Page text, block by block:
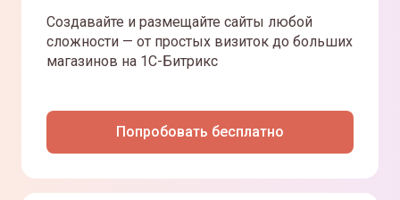
Создавайте и размещайте сайты любой
сложности — от простых визиток до больших
магазинов на 1С-Битрикс
Попробовать бесплатно